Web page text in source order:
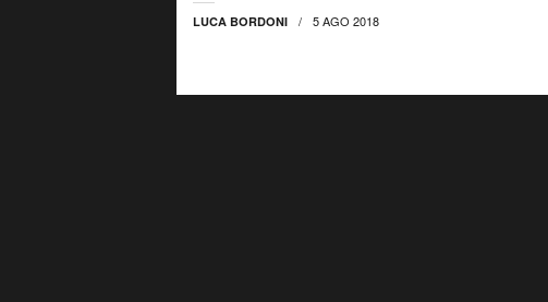
LUCA BORDONI 5 AGO 2018